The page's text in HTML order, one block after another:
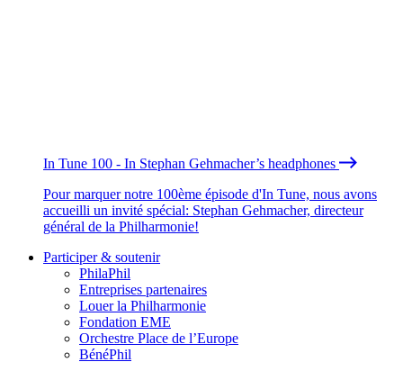
In Tune 100 - In Stephan Gehmacher’s headphones
Pour marquer notre 100ème épisode d'In Tune, nous avons
accueilli un invité spécial: Stephan Gehmacher, directeur
général de la Philharmonie!
Participer & soutenir
PhilaPhil
Entreprises partenaires
Louer la Philharmonie
Fondation EME
Orchestre Place de l’Europe
BénéPhil